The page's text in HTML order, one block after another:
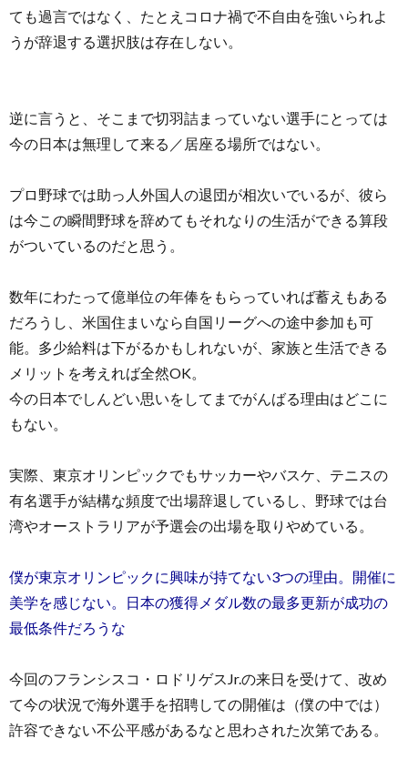
ても過言ではなく、たとえコロナ禍で不自由を強いられよ
うが辞退する選択肢は存在しない。
逆に言うと、そこまで切羽詰まっていない選手にとっては
今の日本は無理して来る／居座る場所ではない。
プロ野球では助っ人外国人の退団が相次いでいるが、彼ら
は今この瞬間野球を辞めてもそれなりの生活ができる算段
がついているのだと思う。
数年にわたって億単位の年俸をもらっていれば蓄えもある
だろうし、米国住まいなら自国リーグへの途中参加も可
能。多少給料は下がるかもしれないが、家族と生活できる
メリットを考えれば全然OK。
今の日本でしんどい思いをしてまでがんばる理由はどこに
もない。
実際、東京オリンピックでもサッカーやバスケ、テニスの
有名選手が結構な頻度で出場辞退しているし、野球では台
湾やオーストラリアが予選会の出場を取りやめている。
僕が東京オリンピックに興味が持てない3つの理由。開催に
美学を感じない。日本の獲得メダル数の最多更新が成功の
最低条件だろうな
今回のフランシスコ・ロドリゲスJr.の来日を受けて、改め
て今の状況で海外選手を招聘しての開催は（僕の中では）
許容できない不公平感があるなと思わされた次第である。